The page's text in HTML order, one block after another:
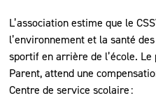
L’association estime que le
l’environnement et la santé
sportif en arrière de l’école.
Parent, attend une
Centre de service scolaire :